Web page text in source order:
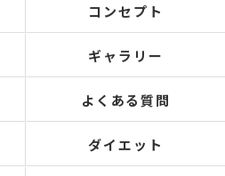
コンセプト
ギャラリー
よくある質問
ダイエット